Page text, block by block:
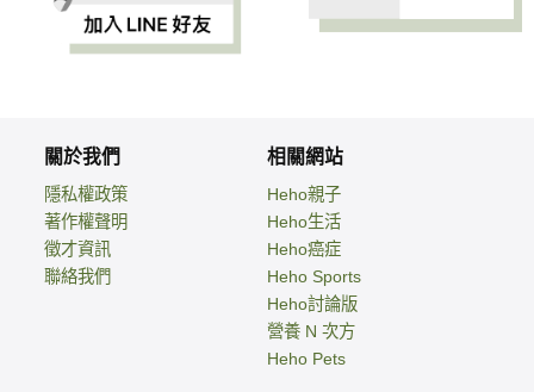
關於我們
隱私權政策
著作權聲明
徵才資訊
聯絡我們
相關網站
Heho親子
Heho生活
Heho癌症
Heho Sports
Heho討論版
營養 N 次方
Heho Pets